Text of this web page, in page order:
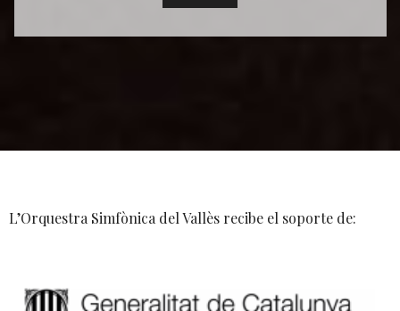
L’Orquestra Simfònica del Vallès recibe el soporte de: